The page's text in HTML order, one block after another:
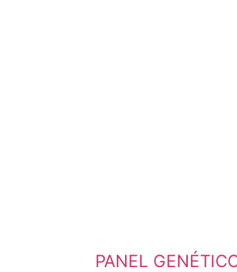
PANEL